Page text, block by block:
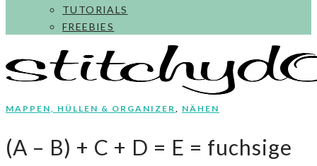
TUTORIALS
FREEBIES
MAPPEN, HÜLLEN & ORGANIZER, NÄHEN
(A – B) + C + D = E = fuchsige